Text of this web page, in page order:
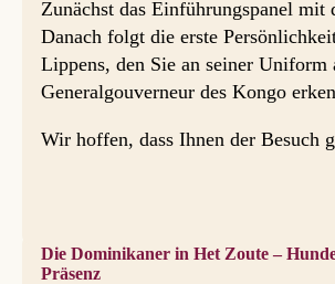
Zunächst das Einführungspanel mit
Danach folgt die erste
Lippens, den Sie an seiner Uniform
Generalgouverneur des Kongo
Wir hoffen, dass Ihnen der Besuch
Die Dominikaner in Het Zoute –
Präsenz